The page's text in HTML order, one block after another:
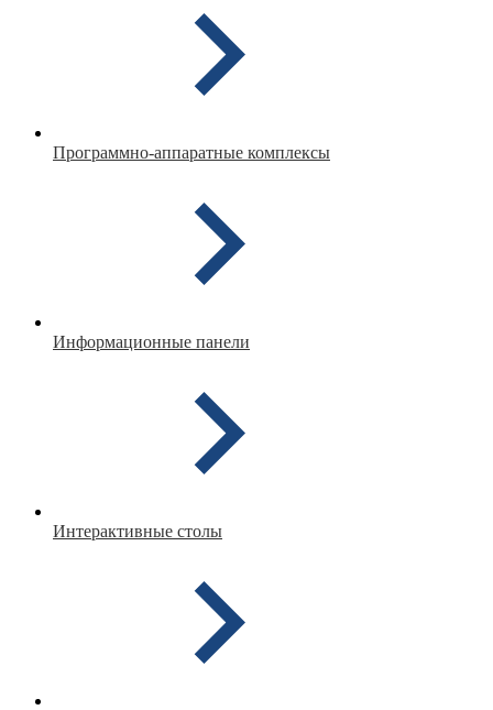
Программно-аппаратные комплексы
Информационные панели
Интерактивные столы